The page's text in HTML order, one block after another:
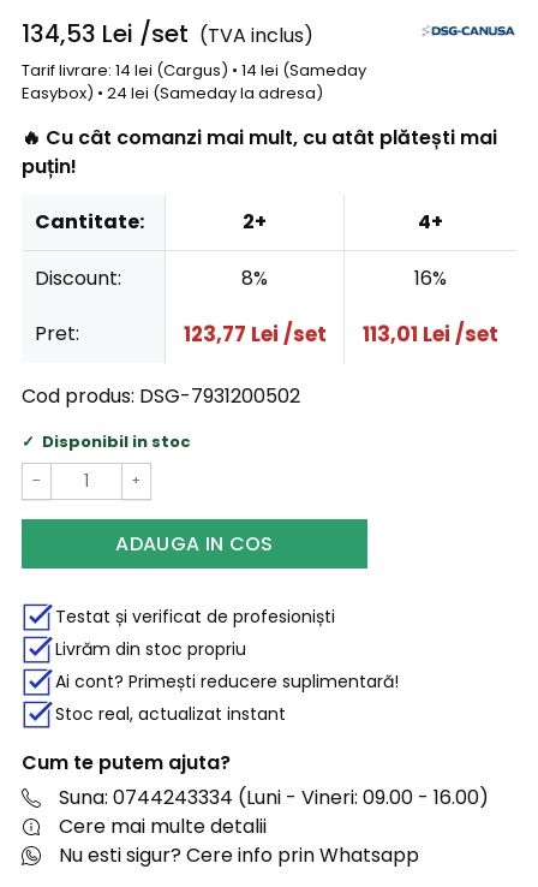
134,53 Lei /set (TVA inclus)
Tarif livrare: 14 lei (Cargus) • 14 lei (Sameday
Easybox) • 24 lei (Sameday la adresa)
🔥 Cu cât comanzi mai mult, cu atât plătești mai
puțin!
Cantitate:
2+ 4+
Discount: 8%
16%
Pret:
123,77 Lei /set 113,01 Lei /set
Cod produs: DSG-7931200502
Disponibil in stoc
− +
ADAUGA IN COS
Testat și verificat de profesioniști
Livrăm din stoc propriu
Ai cont? Primești reducere suplimentară!
Stoc real, actualizat instant
Cum te putem ajuta?
Suna: 0744243334 (Luni - Vineri: 09.00 - 16.00)
Cere mai multe detalii
Nu esti sigur? Cere info prin Whatsapp